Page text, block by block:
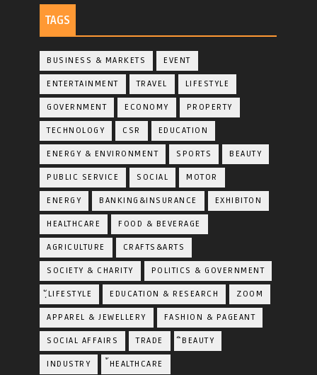
TAGS
BUSINESS & MARKETS EVENT
ENTERTAINMENT TRAVEL LIFESTYLE
GOVERNMENT ECONOMY PROPERTY
TECHNOLOGY CSR EDUCATION
ENERGY & ENVIRONMENT SPORTS BEAUTY
PUBLIC SERVICE SOCIAL MOTOR
ENERGY BANKING&INSURANCE EXHIBITON
HEALTHCARE FOOD & BEVERAGE
AGRICULTURE CRAFTS&ARTS
SOCIETY & CHARITY POLITICS & GOVERNMENT
ฺัLIFESTYLE EDUCATION & RESEARCH ZOOM
APPAREL & JEWELLERY FASHION & PAGEANT
SOCIAL AFFAIRS TRADE ิBEAUTY
INDUSTRY ้HEALTHCARE